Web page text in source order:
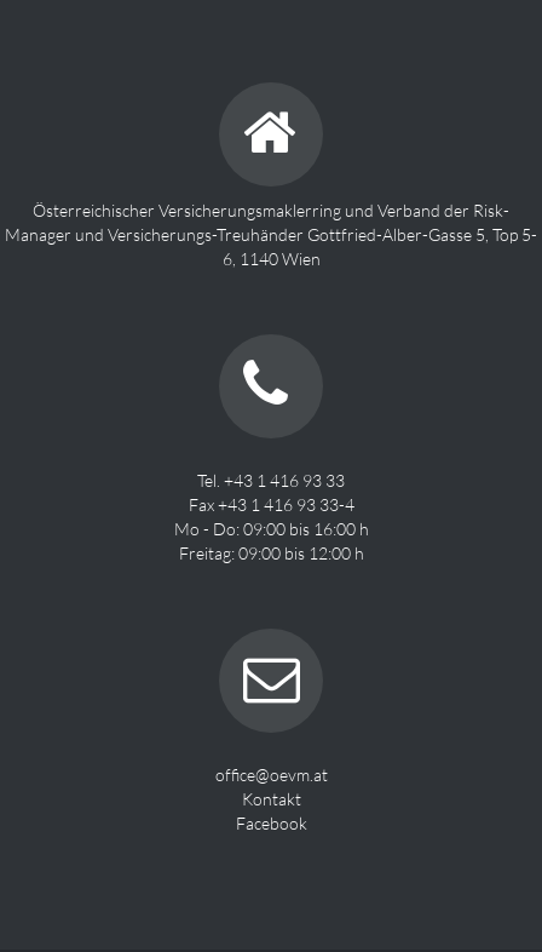
Österreichischer Versicherungsmaklerring und Verband der Risk-
Manager und Versicherungs-Treuhänder Gottfried-Alber-Gasse 5, Top 5-
6, 1140 Wien
Tel. +43 1 416 93 33
Fax +43 1 416 93 33-4
Mo - Do: 09:00 bis 16:00 h
Freitag: 09:00 bis 12:00 h
office@oevm.at
Kontakt
Facebook